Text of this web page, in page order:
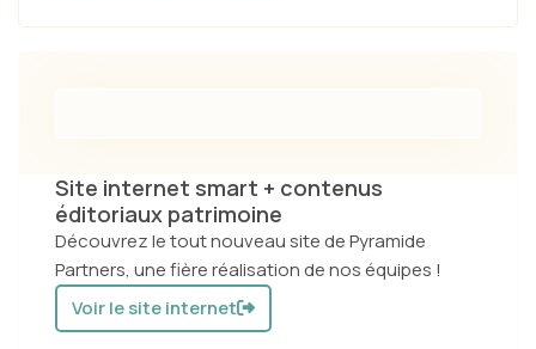
Ateliers
Site internet smart + contenus
éditoriaux patrimoine
Découvrez le tout nouveau site de Pyramide
Partners, une fière réalisation de nos équipes !
Voir le site internet